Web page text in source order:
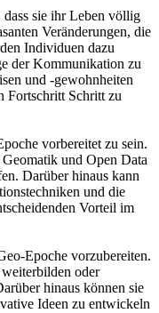
sie ihr Leben völlig
Veränderungen, die
Individuen dazu
der Kommunikation zu
und -gewohnheiten
Fortschritt Schritt zu
vorbereitet zu sein.
und Open Data
Darüber hinaus kann
und die
Vorteil im
Epoche vorzubereiten.
oder
hinaus können sie
Ideen zu entwickeln